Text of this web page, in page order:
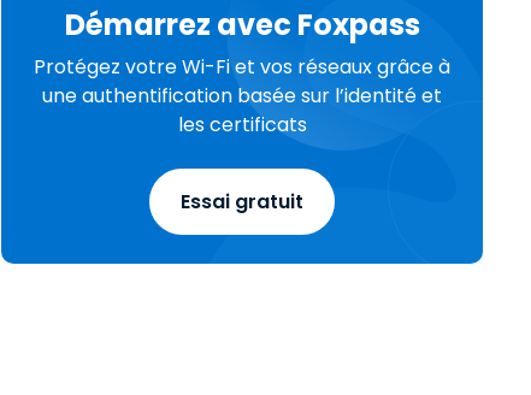
Démarrez avec Foxpass
Protégez votre Wi-Fi et vos réseaux grâce à
une authentification basée sur l’identité et
les certificats
Essai gratuit